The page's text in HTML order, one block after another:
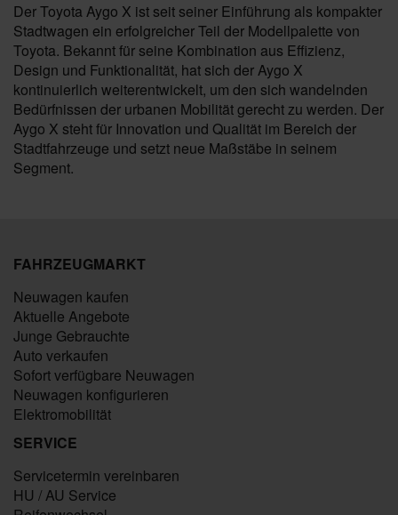
Der Toyota Aygo X ist seit seiner Einführung als kompakter
Stadtwagen ein erfolgreicher Teil der Modellpalette von
Toyota. Bekannt für seine Kombination aus Effizienz,
Design und Funktionalität, hat sich der Aygo X
kontinuierlich weiterentwickelt, um den sich wandelnden
Bedürfnissen der urbanen Mobilität gerecht zu werden. Der
Aygo X steht für Innovation und Qualität im Bereich der
Stadtfahrzeuge und setzt neue Maßstäbe in seinem
Segment.
FAHRZEUGMARKT
Neuwagen kaufen
Aktuelle Angebote
Junge Gebrauchte
Auto verkaufen
Sofort verfügbare Neuwagen
Neuwagen konfigurieren
Elektromobilität
SERVICE
Servicetermin vereinbaren
HU / AU Service